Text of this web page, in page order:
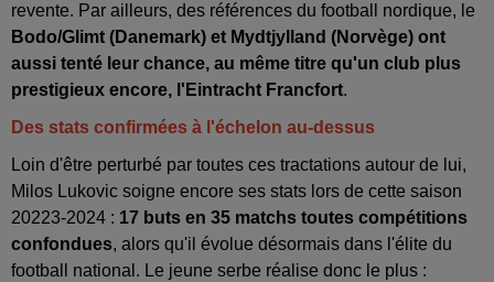
revente. Par ailleurs, des références du football nordique, le
Bodo/Glimt (Danemark) et Mydtjylland (Norvège) ont
aussi tenté leur chance, au même titre qu'un club plus
prestigieux encore, l'Eintracht Francfort.
Des stats confirmées à l'échelon au-dessus
Loin d'être perturbé par toutes ces tractations autour de lui,
Milos Lukovic soigne encore ses stats lors de cette saison
20223-2024 : 17 buts en 35 matchs toutes compétitions
confondues, alors qu'il évolue désormais dans l'élite du
football national. Le jeune serbe réalise donc le plus :